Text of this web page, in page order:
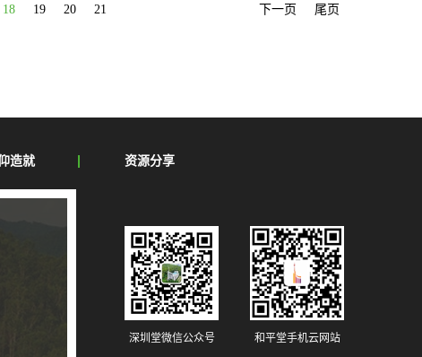
神学基础课程，以及实用的教会牧养、管理课程等。2、进修班：开设针对城
圣经班的学员）。四、师资力量1、市基督教两会领导班子为主的牧者。2、
18 19 20 21 下一页 尾页
造就 资源分享
深圳堂微信公众号 和平堂手机云网站